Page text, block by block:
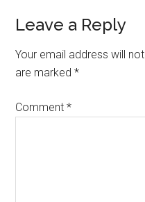
Leave a Reply
Your email address will
are marked*
Comment*